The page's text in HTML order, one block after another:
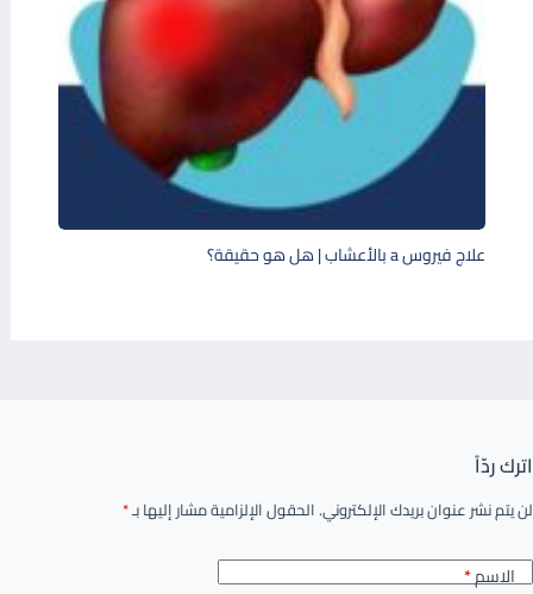
علاج فيروس a بالأعشاب | هل هو حقيقة؟
اترك ردّاً
لن يتم نشر عنوان بريدك الإلكتروني.الحقول الإلزامية مشار إليها بـ*
الاسم*